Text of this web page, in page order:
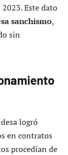
Este dato
sanchismo,
sin
logró
en contratos
procedían de